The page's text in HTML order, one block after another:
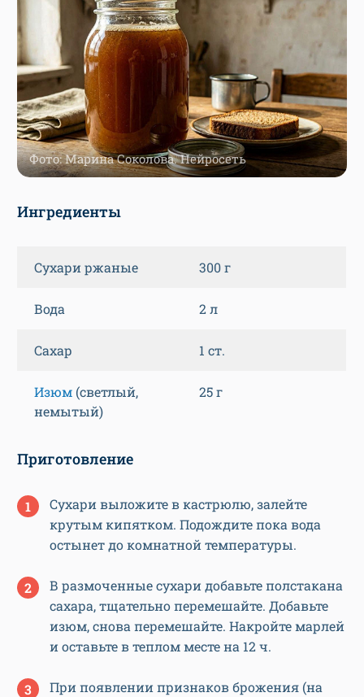
Фото: Марина Соколова. Нейросеть
Ингредиенты
Сухари ржаные 300 г
Вода 2 л
Сахар 1 ст.
Изюм (светлый,
немытый)
25 г
Приготовление
Сухари выложите в кастрюлю, залейте
крутым кипятком. Подождите пока вода
остынет до комнатной температуры.
В размоченные сухари добавьте полстакана
сахара, тщательно перемешайте. Добавьте
изюм, снова перемешайте. Накройте марлей
и оставьте в теплом месте на 12 ч.
При появлении признаков брожения (на